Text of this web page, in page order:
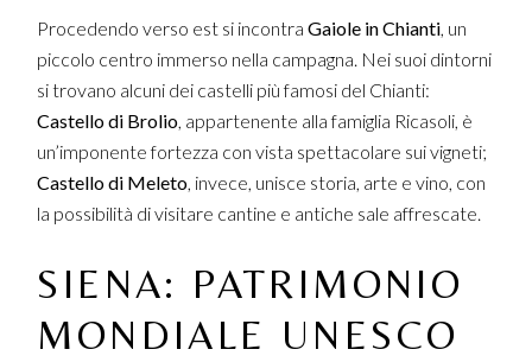
Procedendo verso est si incontraGaiole in Chianti , un
piccolo centro immerso nella campagna. Nei suoi dintorni
si trovano alcuni dei castelli più famosi del Chianti:
Castello di Brolio , appartenente alla famiglia Ricasoli, è
un’imponente fortezza con vista spettacolare sui vigneti;
Castello di Meleto , invece, unisce storia, arte e vino, con
la possibilità di visitare cantine e antiche sale affrescate.
SIENA: PATRIMONIO
MONDIALE UNESCO